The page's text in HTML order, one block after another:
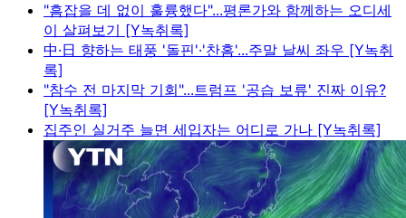
"흠잡을 데 없이 훌륭했다"...평론가와 함께하는 오디세
이 살펴보기 [Y녹취록]
中·日 향하는 태풍 '돌핀'·'찬홈'...주말 날씨 좌우 [Y녹취
록]
"참수 전 마지막 기회"...트럼프 '공습 보류' 진짜 이유?
[Y녹취록]
집주인 실거주 늘면 세입자는 어디로 가나 [Y녹취록]